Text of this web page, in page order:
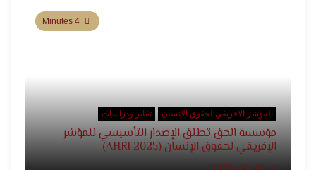
المؤشر الافريقي لحقوق الانسان تقاير ودراسات
مؤسسة الحق تطلق الإصدار التأسيسي للمؤشر
الإفريقي لحقوق الإنسان (AHRI 2025)